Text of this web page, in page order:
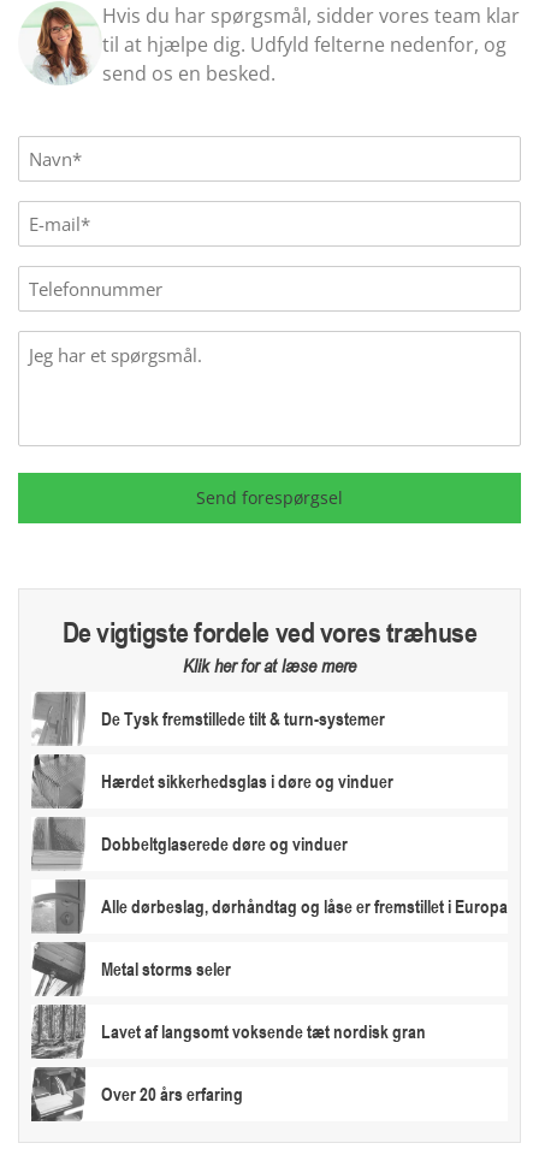
Hvis du har spørgsmål, sidder vores team klar
til at hjælpe dig. Udfyld felterne nedenfor, og
send os en besked.
Name(Påkrævet)
E-
mail(Påkrævet)
Phone
Message
Send forespørgsel
De vigtigste fordele ved vores træhuse
Klik her for at læse mere
De Tysk fremstillede tilt & turn-systemer
Hærdet sikkerhedsglas i døre og vinduer
Dobbeltglaserede døre og vinduer
Alle dørbeslag, dørhåndtag og låse er fremstillet i Europa
Metal storms seler
Lavet af langsomt voksende tæt nordisk gran
Over 20 års erfaring